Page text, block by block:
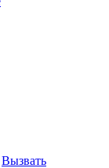
Вызвать